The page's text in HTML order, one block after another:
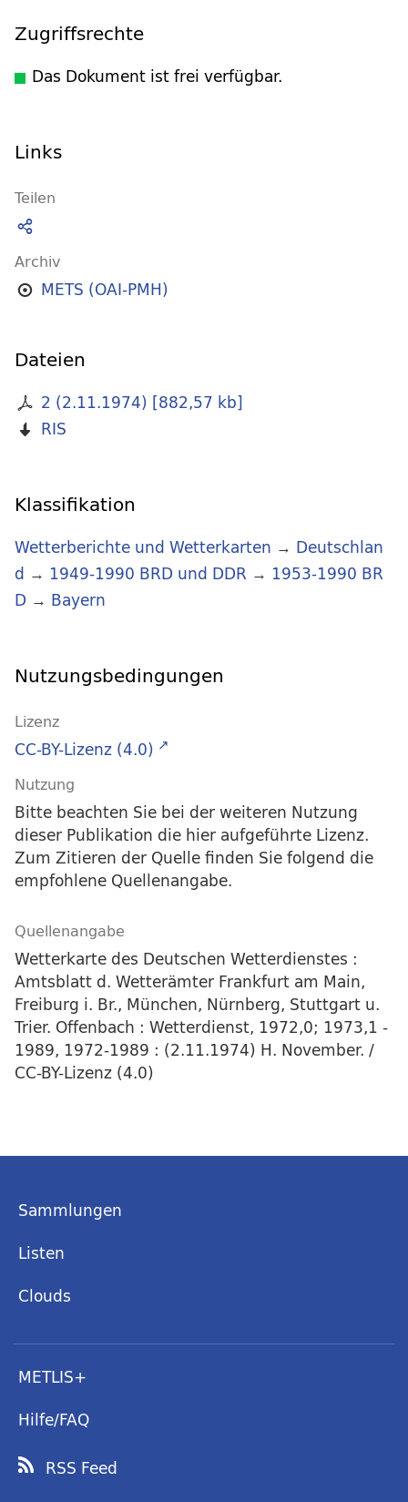
Zugriffsrechte
Das Dokument ist frei verfügbar.
Links
Teilen
Archiv
METS (OAI-PMH)
Dateien
2 (2.11.1974) [882,57 kb]
RIS
Klassifikation
Wetterberichte und Wetterkarten → Deutschlan
d → 1949-1990 BRD und DDR → 1953-1990 BR
D → Bayern
Nutzungsbedingungen
Lizenz
CC-BY-Lizenz (4.0)
Nutzung
Bitte beachten Sie bei der weiteren Nutzung
dieser Publikation die hier aufgeführte Lizenz.
Zum Zitieren der Quelle finden Sie folgend die
empfohlene Quellenangabe.
Quellenangabe
Wetterkarte des Deutschen Wetterdienstes :
Amtsblatt d. Wetterämter Frankfurt am Main,
Freiburg i. Br., München, Nürnberg, Stuttgart u.
Trier. Offenbach : Wetterdienst, 1972,0; 1973,1 -
1989, 1972-1989 : (2.11.1974) H. November. /
CC-BY-Lizenz (4.0)
Sammlungen
Listen
Clouds
METLIS+
Hilfe/FAQ
RSS Feed